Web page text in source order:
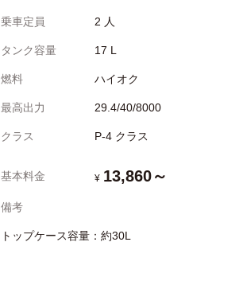
乗車定員 2 人
タンク容量 17 L
燃料 ハイオク
最高出力 29.4/40/8000
クラス P-4 クラス
基本料金 ¥ 13,860～
備考
トップケース容量：約30L